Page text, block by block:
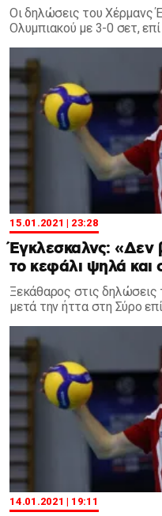
Οι δηλώσεις του Χέρμανς
Ολυμπιακού με 3-0 σετ,
15.01.2021 | 23:28
Έγκλεσκαλνς: «Δεν
το κεφάλι ψηλά και
Ξεκάθαρος στις
μετά την ήττα στη Σύρο
14.01.2021 | 19:11